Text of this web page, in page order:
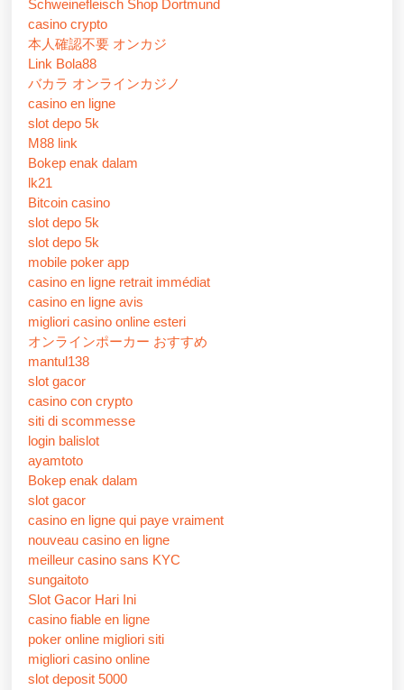
Schweinefleisch Shop Dortmund
casino crypto
本人確認不要 オンカジ
Link Bola88
バカラ オンラインカジノ
casino en ligne
slot depo 5k
M88 link
Bokep enak dalam
lk21
Bitcoin casino
slot depo 5k
slot depo 5k
mobile poker app
casino en ligne retrait immédiat
casino en ligne avis
migliori casino online esteri
オンラインポーカー おすすめ
mantul138
slot gacor
casino con crypto
siti di scommesse
login balislot
ayamtoto
Bokep enak dalam
slot gacor
casino en ligne qui paye vraiment
nouveau casino en ligne
meilleur casino sans KYC
sungaitoto
Slot Gacor Hari Ini
casino fiable en ligne
poker online migliori siti
migliori casino online
slot deposit 5000